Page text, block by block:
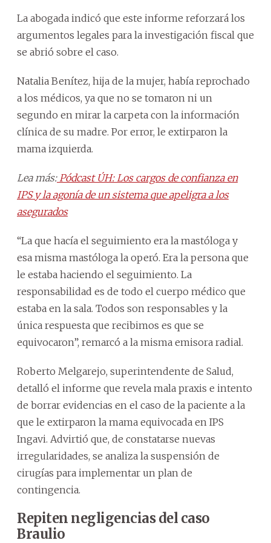
La abogada indicó que este informe reforzará los
argumentos legales para la investigación fiscal que
se abrió sobre el caso.
Natalia Benítez, hija de la mujer, había reprochado
a los médicos, ya que no se tomaron ni un
segundo en mirar la carpeta con la información
clínica de su madre. Por error, le extirparon la
mama izquierda.
Lea más:Pódcast ÚH: Los cargos de confianza en
IPS y la agonía de un sistema que apeligra a los
asegurados
“La que hacía el seguimiento era la mastóloga y
esa misma mastóloga la operó. Era la persona que
le estaba haciendo el seguimiento. La
responsabilidad es de todo el cuerpo médico que
estaba en la sala. Todos son responsables y la
única respuesta que recibimos es que se
equivocaron”, remarcó a la misma emisora radial.
Roberto Melgarejo, superintendente de Salud,
detalló el informe que revela mala praxis e intento
de borrar evidencias en el caso de la paciente a la
que le extirparon la mama equivocada en IPS
Ingavi. Advirtió que, de constatarse nuevas
irregularidades, se analiza la suspensión de
cirugías para implementar un plan de
contingencia.
Repiten negligencias del caso
Braulio